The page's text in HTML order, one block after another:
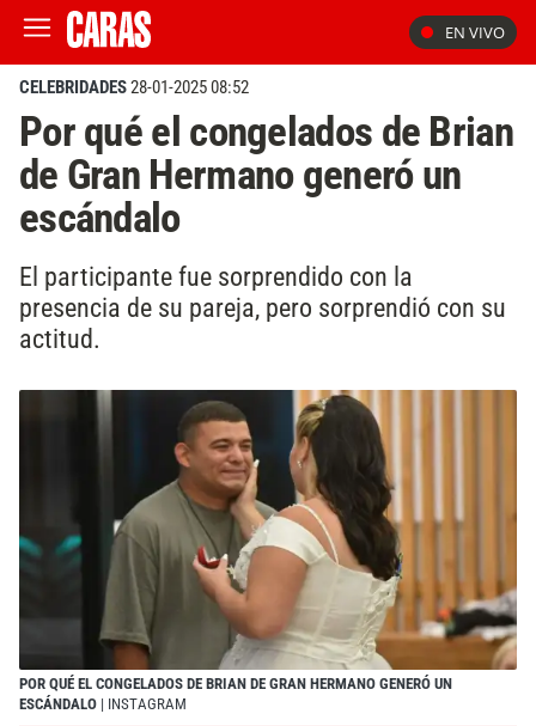
EN VIVO
CELEBRIDADES28-01-2025 08:52
Por qué el congelados de Brian
de Gran Hermano generó un
escándalo
El participante fue sorprendido con la
presencia de su pareja, pero sorprendió con su
actitud.
POR QUÉ EL CONGELADOS DE BRIAN DE GRAN HERMANO GENERÓ UN
ESCÁNDALO | INSTAGRAM